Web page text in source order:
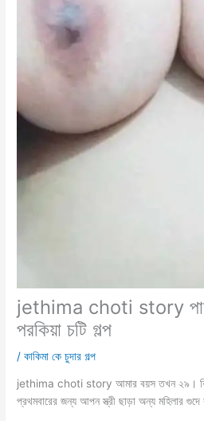
jethima choti story
পরকিয়া চটি গল্প
/কাকিমা কে চুদার গল্প
jethima choti story আমার বয়স তখন ২৯।
প্রথমবারের জন্য আপন স্ত্রী ছাড়া অন্য মহিলার গুদে